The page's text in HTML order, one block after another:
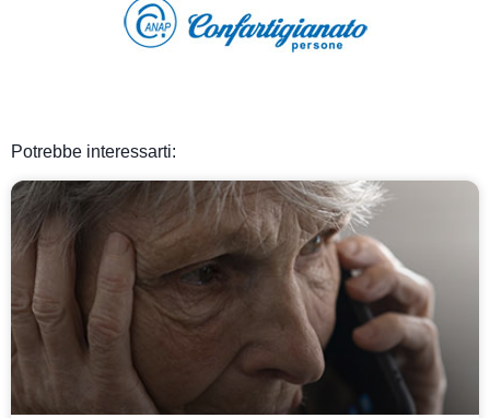
Potrebbe interessarti: